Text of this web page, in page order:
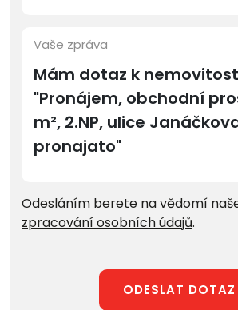
Vaše zpráva
Odesláním berete na vědomí
zpracování osobních údajů.
ODESLAT DOTAZ